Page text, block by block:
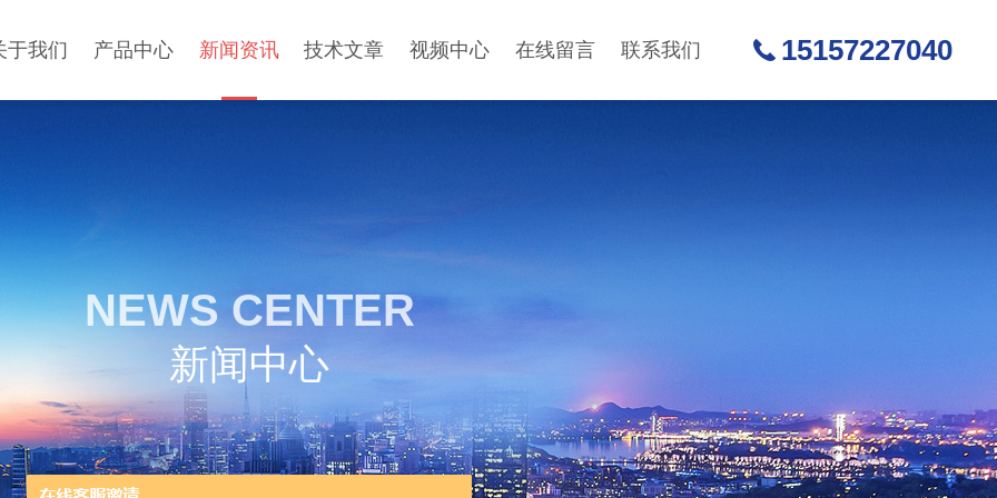
于我们 产品中心 新闻资讯 技术文章 视频中心 在线留言 联系我们 15157227040
NEWS CENTER
新闻中心